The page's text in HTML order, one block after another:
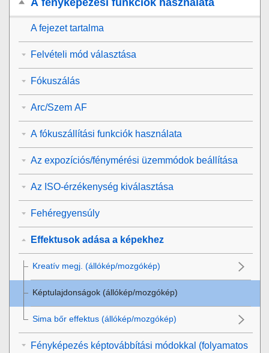
A fejezet tartalma
Felvételi mód választása
Fókuszálás
Arc/Szem AF
A fókuszállítási funkciók használata
Az expozíciós/fénymérési üzemmódok beállítása
Az ISO-érzékenység kiválasztása
Fehéregyensúly
Effektusok adása a képekhez
Kreatív megj. (állókép/mozgókép)
Képtulajdonságok (állókép/mozgókép)
Sima bőr effektus (állókép/mozgókép)
Fényképezés képtovábbítási módokkal (folyamatos